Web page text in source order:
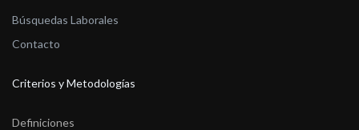
Búsquedas Laborales
Contacto
Criterios y Metodologías
Definiciones